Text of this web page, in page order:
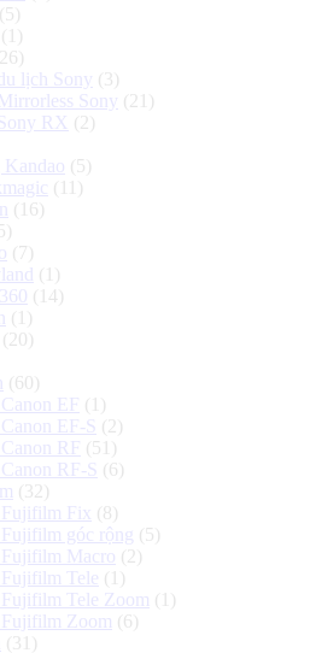
(5)
(1)
lịch Sony (3)
Sony (21)
RX (2)
Kandao (5)
(11)
(16)
(7)
(1)
(14)
(1)
(20)
(60)
EF
(1)
EF-S (2)
RF
(51)
RF-S (6)
(32)
Fix (8)
góc rộng (5)
Macro (2)
Tele (1)
Tele Zoom (1)
Zoom (6)
(31)